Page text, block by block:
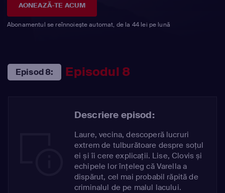
AONEAZĂ-TE ACUM
Abonamentul se reînnoiește automat, de la 44 lei pe lună
Episod 8: Episodul 8
Descriere episod:
Laure, vecina, descoperă lucruri
extrem de tulburătoare despre soțul
ei și îi cere explicații. Lise, Clovis și
echipele lor înțeleg că Varella a
dispărut, cel mai probabil răpită de
criminalul de pe malul lacului.